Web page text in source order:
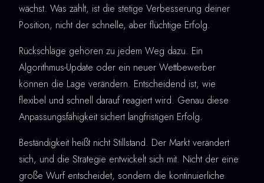
wächst. Was zählt, ist die stetige Verbesserung deiner
Position, nicht der schnelle, aber flüchtige Erfolg.
Rückschläge gehören zu jedem Weg dazu. Ein
Algorithmus-Update oder ein neuer Wettbewerber
können die Lage verändern. Entscheidend ist, wie
flexibel und schnell darauf reagiert wird. Genau diese
Anpassungsfähigkeit sichert langfristigen Erfolg.
Beständigkeit heißt nicht Stillstand. Der Markt verändert
sich, und die Strategie entwickelt sich mit. Nicht der eine
große Wurf entscheidet, sondern die kontinuierliche